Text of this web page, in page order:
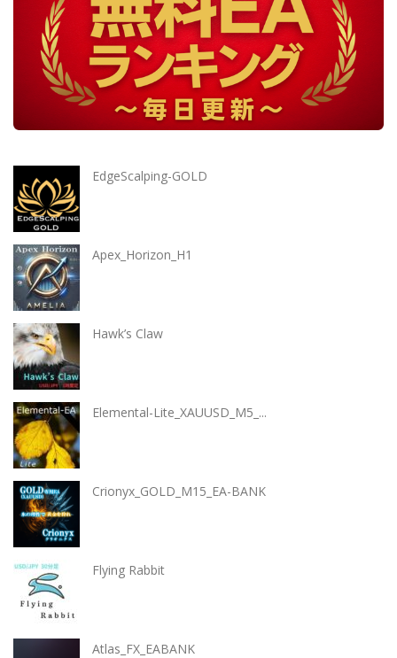
EdgeScalping-GOLD
Apex_Horizon_H1
Hawk’s Claw
Elemental-Lite_XAUUSD_M5_...
Crionyx_GOLD_M15_EA-BANK
Flying Rabbit
Atlas_FX_EABANK